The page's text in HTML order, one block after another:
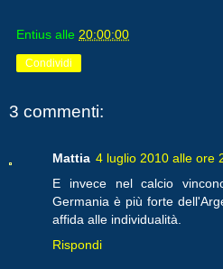
Entius alle 20:00:00
Condividi
3 commenti:
Mattia 4 luglio 2010 alle ore
E invece nel calcio
Germania è più forte
affida alle individualità.
Rispondi